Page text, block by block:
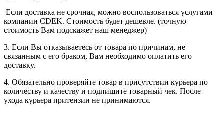
Если доставка не срочная, можно воспользоваться услугами
компании СDEK. Стоимость будет дешевле. (точную
стоимость Вам подскажет наш менеджер)
3. Если Вы отказываетесь от товара по причинам, не
связанным с его браком, Вам необходимо оплатить его
доставку.
4. Обязательно проверяйте товар в присутствии курьера по
количеству и качеству и подпишите товарный чек. После
ухода курьера притензии не принимаются.